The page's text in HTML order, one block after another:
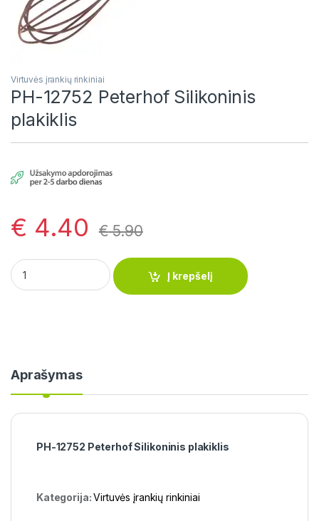
Virtuvės įrankių rinkiniai
PH-12752 Peterhof Silikoninis
plakiklis
€ 4.40 €5.90
PH-12752 Peterhof Silikoninis plakiklis quantity
Į krepšelį
Aprašymas
PH-12752 Peterhof Silikoninis plakiklis
Kategorija:Virtuvės įrankių rinkiniai